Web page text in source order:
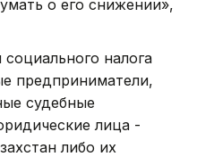
о его снижении»,
налога
предприниматели,
судебные
лица -
либо их